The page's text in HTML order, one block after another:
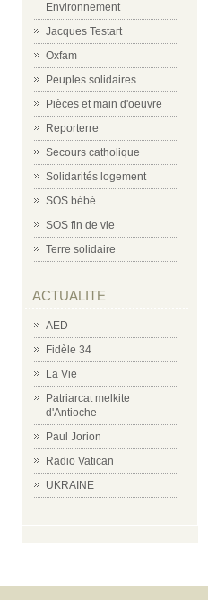
Environnement
Jacques Testart
Oxfam
Peuples solidaires
Pièces et main d'oeuvre
Reporterre
Secours catholique
Solidarités logement
SOS bébé
SOS fin de vie
Terre solidaire
ACTUALITE
AED
Fidèle 34
La Vie
Patriarcat melkite
d'Antioche
Paul Jorion
Radio Vatican
UKRAINE